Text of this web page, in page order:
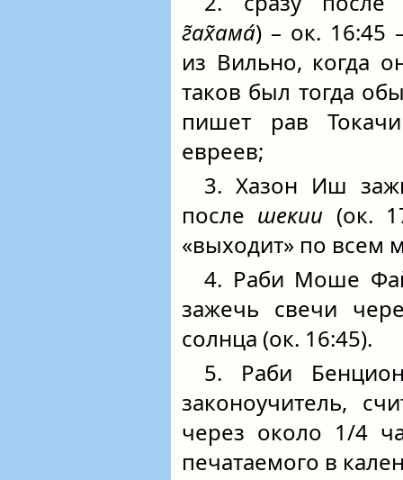
г̃ах̃ама́) – ок. 16:45
из Вильно, когда
таков был тогда
пишет рав
евреев;
3. Хазон Иш
после шекии (ок.
«выходит» по всем
4. Раби Моше
зажечь свечи
солнца (ок. 16:45).
5. Раби
законоучитель,
через около 1/4
печатаемого в